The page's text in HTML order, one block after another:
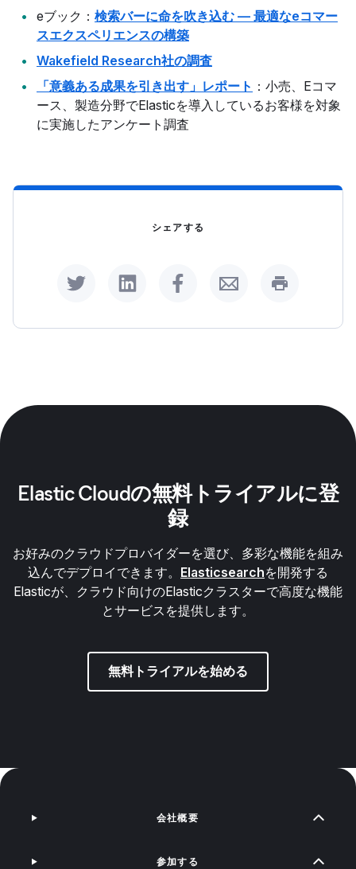
eブック： 検索バーに命を吹き込む ― 最適なeコマー
スエクスペリエンスの構築
Wakefield Research社の調査
「意義ある成果を引き出す」レポート ：小売、Eコマ
ース、製造分野でElasticを導入しているお客様を対象
に実施したアンケート調査
シェアする
Share on TwitterShare on LinkedIn
Share on Facebook
Share by Email
Print this
Elastic Cloudの無料トライアルに登
録
お好みのクラウドプロバイダーを選び、多彩な機能を組み
込んでデプロイできます。 Elasticsearchを開発する
Elasticが、クラウド向けのElasticクラスターで高度な機能
とサービスを提供します。
無料トライアルを始める
会社概要
参加する